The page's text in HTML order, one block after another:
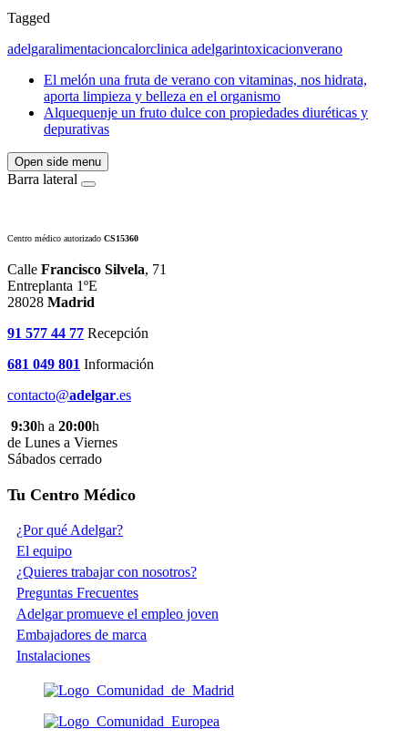
Tagged
adelgaralimentacioncalorclinica adelgarintoxicacionverano
El melón una fruta de verano con vitaminas, nos hidrata,
aporta limpieza y belleza en el organismo
Alquequenje un fruto dulce con propiedades diuréticas y
depurativas
Open side menu
Barra lateral
Centro médico autorizado CS15360
Calle Francisco Silvela, 71
Entreplanta 1ºE
28028 Madrid
91 577 44 77 Recepción
681 049 801 Información
contacto@adelgar.es
9:30h a 20:00h
de Lunes a Viernes
Sábados cerrado
Tu Centro Médico
¿Por qué Adelgar?
El equipo
¿Quieres trabajar con nosotros?
Preguntas Frecuentes
Adelgar promueve el empleo joven
Embajadores de marca
Instalaciones